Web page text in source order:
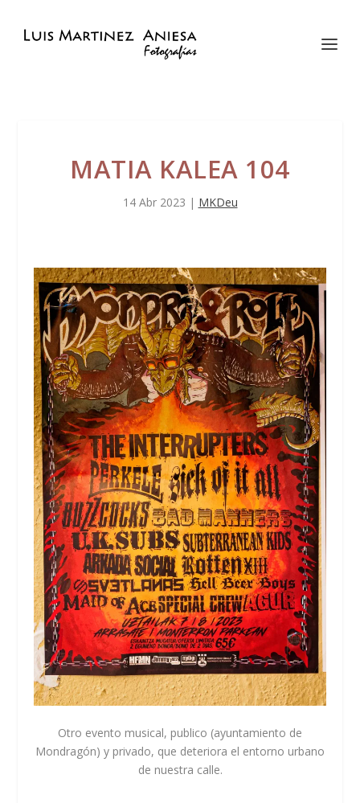
MATIA KALEA 104
14 Abr 2023 | MKDeu
Otro evento musical, publico (ayuntamiento de
Mondragón) y privado, que deteriora el entorno urbano
de nuestra calle.